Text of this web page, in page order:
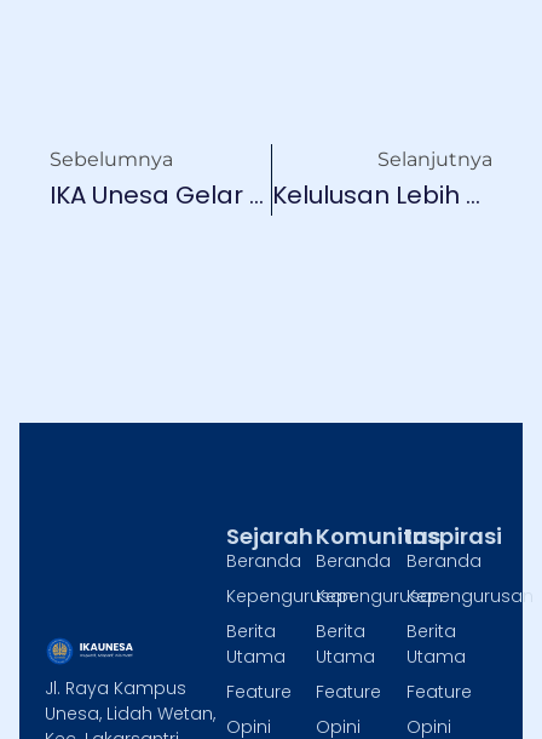
Sebelumnya
IKA Unesa Gelar Bedah Buku Mediasi Lindungi Profesi Guru
Selanjutnya
Kelulusan Lebih Mudah Dengan Layanan Neo Yudisium
Jl. Raya Kampus
Unesa, Lidah Wetan,
Inspirasi
Beranda
Kepengurusan
Berita
Utama
Feature
Opini
Komunitas
Beranda
Kepengurusan
Berita
Utama
Feature
Opini
Sejarah
Beranda
Kepengurusan
Berita
Utama
Feature
Opini